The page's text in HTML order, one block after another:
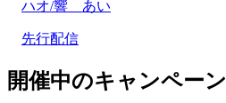
ハオ/響 あい
先行配信
開催中のキャンペーン